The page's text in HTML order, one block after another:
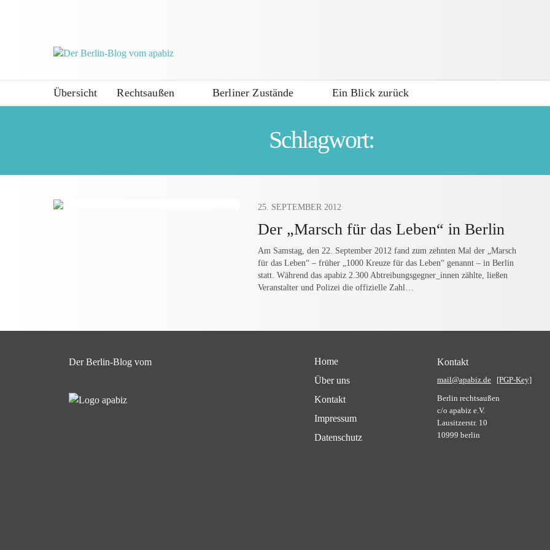
Übersicht Rechtsaußen Berliner Zustände Ein Blick zurück
Schlagwort:
25. SEPTEMBER 2012
Der „Marsch für das Leben“ in Berlin
Am Samstag, den 22. September 2012 fand zum zehnten Mal der „Marsch
für das Leben“ – früher „1000 Kreuze für das Leben“ genannt – in Berlin
statt. Während das apabiz 2.300 Abtreibungsgegner_innen zählte, ließen
Veranstalter und Polizei die offizielle Zahl…
Der Berlin-Blog vom
Home
Über uns
Kontakt
Impressum
Datenschutz
Kontakt
mail@apabiz.de [PGP-Key]
Berlin rechtsaußen
c/o apabiz e.V.
Lausitzerstr. 10
10999 berlin